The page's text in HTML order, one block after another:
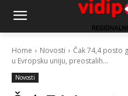
Home Novosti
Čak 74,4 posto
u Evropsku uniju, preostalih...
Novosti